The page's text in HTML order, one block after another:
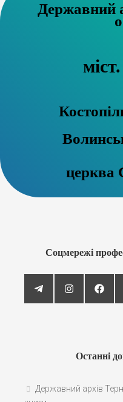
Державний архів
церква
Соцмережі
Останні
Державний архів